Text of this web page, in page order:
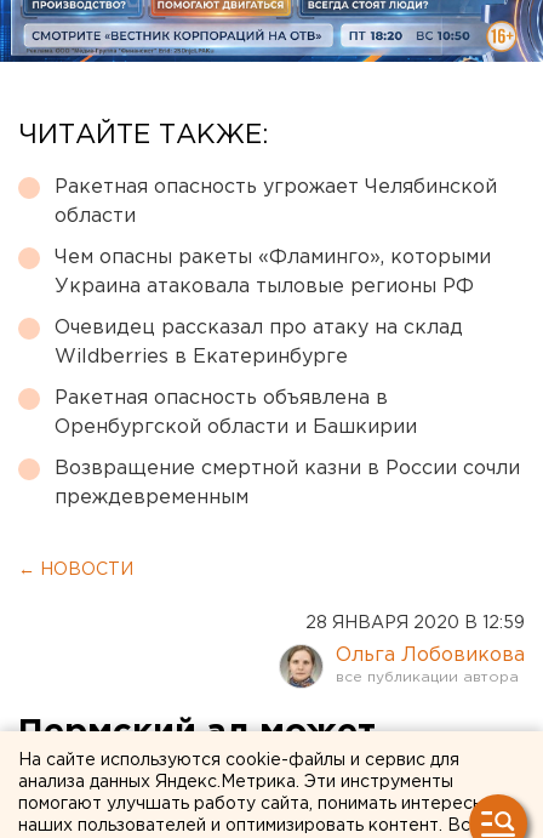
ЧИТАЙТЕ ТАКЖЕ:
Ракетная опасность угрожает Челябинской
области
Чем опасны ракеты «Фламинго», которыми
Украина атаковала тыловые регионы РФ
Очевидец рассказал про атаку на склад
Wildberries в Екатеринбурге
Ракетная опасность объявлена в
Оренбургской области и Башкирии
Возвращение смертной казни в России сочли
преждевременным
← НОВОСТИ
28 ЯНВАРЯ 2020 В 12:59
Ольга Лобовикова
Пермский ад может
повториться: энергетики
бьют тревогу из-за
На сайте используются cookie-файлы и сервис для
анализа данных Яндекс.Метрика. Эти инструменты
помогают улучшать работу сайта, понимать интересы
наших пользователей и оптимизировать контент. Вся